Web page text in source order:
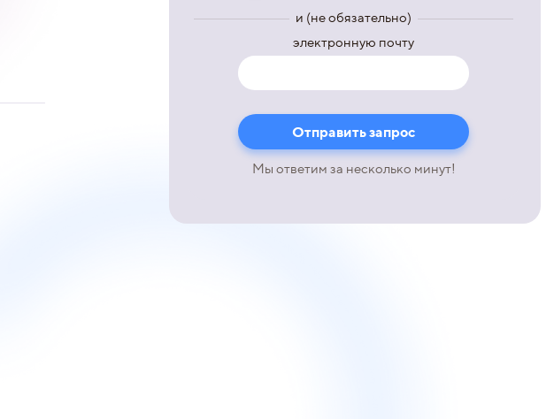
и (не обязательно)
электронную почту
Мы ответим за несколько минут!